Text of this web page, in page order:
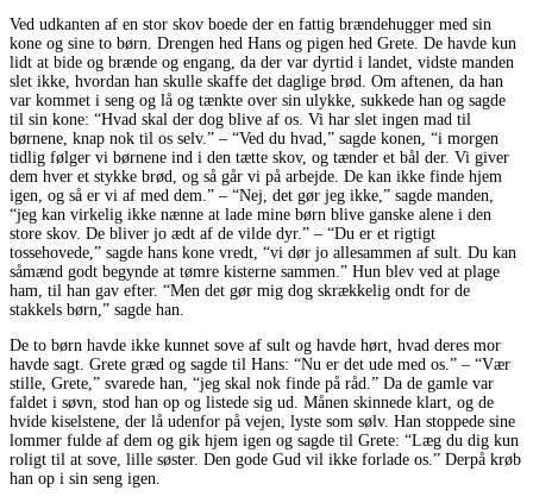
Ved udkanten af en stor skov boede der en fattig brændehugger med sin
kone og sine to børn. Drengen hed Hans og pigen hed Grete. De havde kun
lidt at bide og brænde og engang, da der var dyrtid i landet, vidste manden
slet ikke, hvordan han skulle skaffe det daglige brød. Om aftenen, da han
var kommet i seng og lå og tænkte over sin ulykke, sukkede han og sagde
til sin kone: “Hvad skal der dog blive af os. Vi har slet ingen mad til
børnene, knap nok til os selv.” – “Ved du hvad,” sagde konen, “i morgen
tidlig følger vi børnene ind i den tætte skov, og tænder et bål der. Vi giver
dem hver et stykke brød, og så går vi på arbejde. De kan ikke finde hjem
igen, og så er vi af med dem.” – “Nej, det gør jeg ikke,” sagde manden,
“jeg kan virkelig ikke nænne at lade mine børn blive ganske alene i den
store skov. De bliver jo ædt af de vilde dyr.” – “Du er et rigtigt
tossehovede,” sagde hans kone vredt, “vi dør jo allesammen af sult. Du kan
såmænd godt begynde at tømre kisterne sammen.” Hun blev ved at plage
ham, til han gav efter. “Men det gør mig dog skrækkelig ondt for de
stakkels børn,” sagde han.
De to børn havde ikke kunnet sove af sult og havde hørt, hvad deres mor
havde sagt. Grete græd og sagde til Hans: “Nu er det ude med os.” – “Vær
stille, Grete,” svarede han, “jeg skal nok finde på råd.” Da de gamle var
faldet i søvn, stod han op og listede sig ud. Månen skinnede klart, og de
hvide kiselstene, der lå udenfor på vejen, lyste som sølv. Han stoppede sine
lommer fulde af dem og gik hjem igen og sagde til Grete: “Læg du dig kun
roligt til at sove, lille søster. Den gode Gud vil ikke forlade os.” Derpå krøb
han op i sin seng igen.